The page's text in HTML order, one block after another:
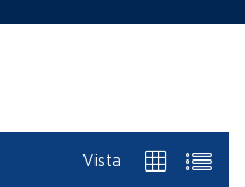
Vista